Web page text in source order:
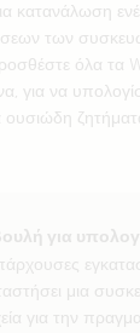
κατανάλωση
των
όλα τα
για να
ουσιώδη
για
μια
για την